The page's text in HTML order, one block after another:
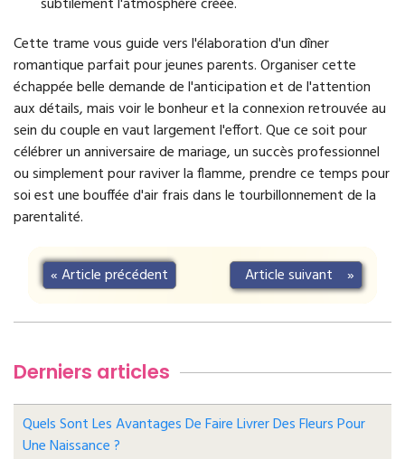
Cette trame vous guide vers l'élaboration d'un dîner
romantique parfait pour jeunes parents. Organiser cette
échappée belle demande de l'anticipation et de l'attention
aux détails, mais voir le bonheur et la connexion retrouvée au
sein du couple en vaut largement l'effort. Que ce soit pour
célébrer un anniversaire de mariage, un succès professionnel
ou simplement pour raviver la flamme, prendre ce temps pour
soi est une bouffée d'air frais dans le tourbillonnement de la
parentalité.
«Article précédent Article suivant »
Derniers articles
Quels Sont Les Avantages De Faire Livrer Des Fleurs Pour
Une Naissance ?